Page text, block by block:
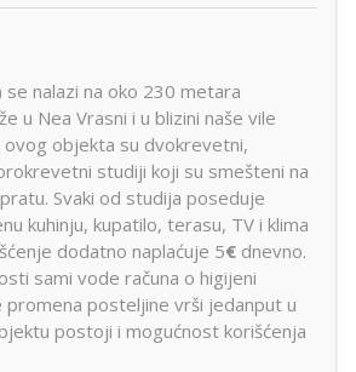
se nalazi na oko 230 metara
u Nea Vrasni i u blizini naše vile
ovog objekta su dvokrevetni,
studiji koji su smešteni na
Svaki od studija poseduje
kuhinju, kupatilo, terasu, TV i klima
dodatno naplaćuje 5€ dnevno.
sami vode računa o higijeni
promena posteljine vrši jedanput u
postoji i mogućnost korišćenja